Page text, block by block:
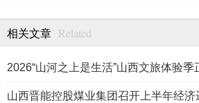
相关文章 Related
2026“山河之上是生活”山西文旅体验季
山西晋能控股煤业集团召开上半年经济